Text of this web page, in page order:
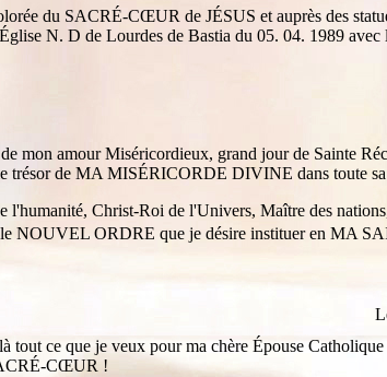
du SACRÉ-CŒUR de JÉSUS et auprès des
N. D de Lourdes de Bastia du 05. 04. 1989
mon amour Miséricordieux, grand jour de Sainte
trésor de MA MISÉRICORDE DIVINE dans toute sa
l'humanité, Christ-Roi de l'Univers, Maître des
NOUVEL ORDRE que je désire instituer en MA
tout ce que je veux pour ma chère Épouse
CŒUR !